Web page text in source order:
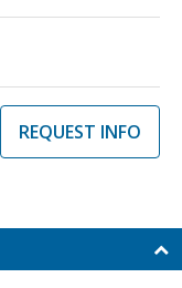
REQUEST INFO